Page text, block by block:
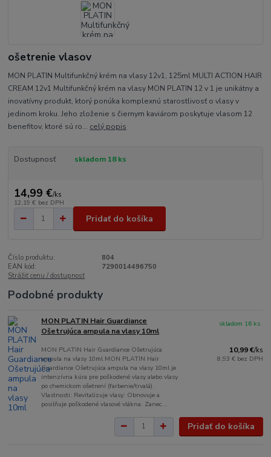
ošetrenie vlasov
MON PLATIN Multifunkčný krém na vlasy 12v1, 125ml MULTI ACTION HAIR
CREAM 12v1 Multifunkčný krém na vlasy MON PLATIN 12 v 1 je unikátny a
inovatívny produkt, ktorý ponúka komplexnú starostlivosť o vlasy v
jedinom kroku. Jeho zloženie s čiernym kaviárom poskytuje vlasom 12
benefitov, ktoré sú ro... celý popis
Dostupnosť skladom 18 ks
14,99 €/ks
12,19 € bez DPH
Pridať do košíka
Číslo produktu:
804
EAN kód:
7290014496750
Strážiť cenu / dostupnosť
Podobné produkty
MON PLATIN Hair Guardiance
Ošetrujúca ampula na vlasy 10ml
MON PLATIN Hair Guardiance Ošetrujúca
ampula na vlasy 10ml MON PLATIN Hair
Guardiance Ošetrujúca ampula na vlasy 10ml je
intenzívna kúra pre poškodené vlasy alebo vlasy
po chemickom ošetrení (farbenie/trvalá).
Vlastnosti: Revitalizuje vlasy: Obnovuje a
posilňuje poškodené vlasové vlákna. Zanec...
10,99 €/ks
8,93 € bez DPH
skladom 16 ks
Pridať do košíka